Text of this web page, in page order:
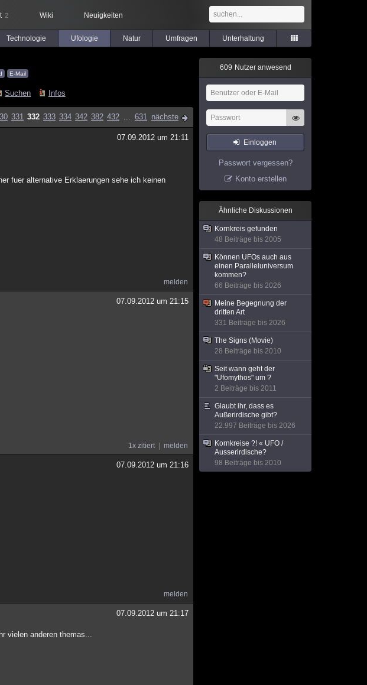
2 Wiki Neuigkeiten
Technologie Ufologie Natur Umfragen Unterhaltung
E-Mail
Suchen Infos
331 332 333 334 342 382 432 ... 631 nächste
07.09.2012 um 21:11
fuer alternative Erklaerungen sehe ich keinen
melden
07.09.2012 um 21:15
1x zitiert melden
07.09.2012 um 21:16
melden
07.09.2012 um 21:17
vielen anderen themas...
609 Nutzer anwesend
Einloggen
Passwort vergessen?
Konto erstellen
Ähnliche Diskussionen
Kornkreis gefunden
48 Beiträge bis 2005
Können UFOs auch aus
einen Paralleluniversum
kommen?
66 Beiträge bis 2026
Meine Begegnung der
dritten Art
331 Beiträge bis 2026
The Signs (Movie)
28 Beiträge bis 2010
Seit wann geht der
"Ufomythos" um ?
2 Beiträge bis 2011
Glaubt ihr, dass es
Außerirdische gibt?
22.997 Beiträge bis 2026
Kornkreise ?! « UFO /
Ausserirdische?
98 Beiträge bis 2010